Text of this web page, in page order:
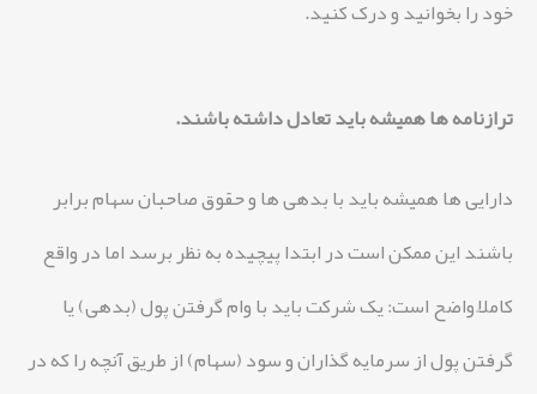
خود را بخوانید و درک کنید.
ترازنامه ها همیشه باید تعادل داشته باشند.
دارایی ها همیشه باید با بدهی ها و حقوق صاحبان سهام برابر
باشند این ممکن است در ابتدا پیچیده به نظر برسد اما در واقع
کاملاً واضح است: یک شرکت باید با وام گرفتن پول (بدهی) یا
گرفتن پول از سرمایه گذاران و سود (سهام) از طریق آنچه را که در